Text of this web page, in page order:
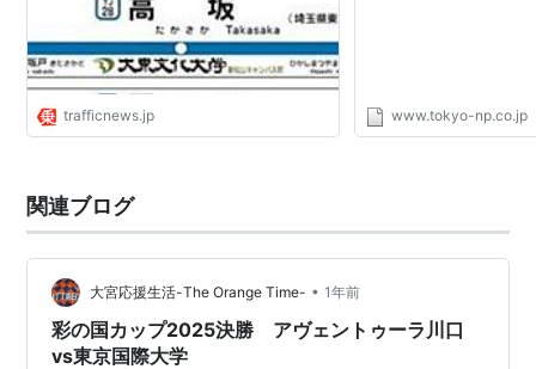
1987年、東京国際大学付属日本語学校開校（東京・高
田馬場）、創学者金子泰藏死去、金子泰雄副学長が学長
に就任
1988年、大学院商学研究科博士課程（後期）設置、第1
1989年、経済学部および商学部経営情報学科設置、東
市に開校、TIUA留学プログラム開始
1990年、国際交流25周年式典、マルチメディア・ネッ
トワーク・システム導入
trafficnews.jp www.tokyo-np.co.jp
関連ブログ
大宮応援生活-The Orange Time- • 1年前
彩の国カップ2025決勝 アヴェントゥーラ川口
vs東京国際大学